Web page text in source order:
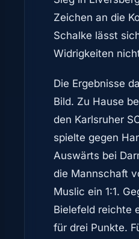
Zeichen an die
Schalke lässt
Widrigkeiten
Die Ergebnisse
Bild. Zu Hause
den Karlsruher
spielte gegen
Auswärts bei
die Mannschaft
Muslic ein 1:1.
Bielefeld reichte
für drei Punkte.